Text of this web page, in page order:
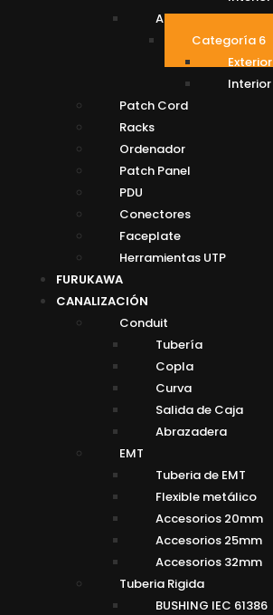
Aleación
Categoría 6
Exterior
Interior
Patch Cord
Racks
Ordenador
Patch Panel
PDU
Conectores
Faceplate
Herramientas UTP
FURUKAWA
CANALIZACIÓN
Conduit
Tubería
Copla
Curva
Salida de Caja
Abrazadera
EMT
Tuberia de EMT
Flexible metálico
Accesorios 20mm
Accesorios 25mm
Accesorios 32mm
Tuberia Rigida
BUSHING IEC 61386